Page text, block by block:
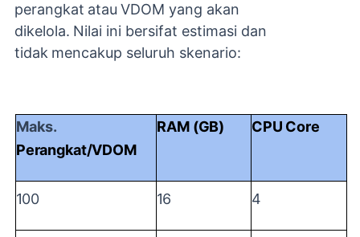
perangkat atau VDOM yang akan
dikelola. Nilai ini bersifat estimasi dan
tidak mencakup seluruh skenario:
Maks.
Perangkat/VDOM
RAM (GB) CPU Core
100 16 4